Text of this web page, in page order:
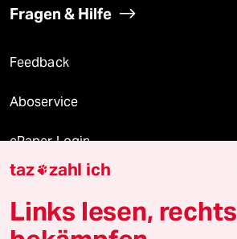
Fragen & Hilfe
Feedback
Aboservice
ePaper Login
Downloads für Abonnierende
taz zahl ich
Links lesen, rechts